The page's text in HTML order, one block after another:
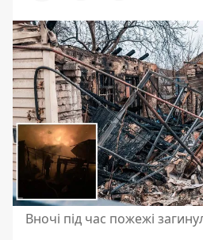
Вночі під час пожежі